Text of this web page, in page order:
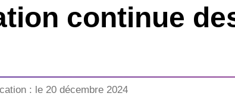
continue
: le 20 décembre 2024